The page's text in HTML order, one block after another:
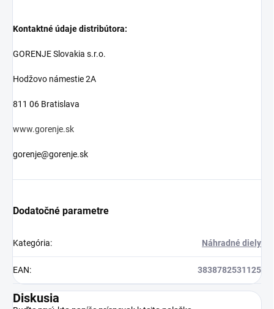
Kontaktné údaje distribútora:
GORENJE Slovakia s.r.o.
Hodžovo námestie 2A
811 06 Bratislava
www.gorenje.sk
gorenje@gorenje.sk
Dodatočné parametre
Kategória: Náhradné diely
EAN: 3838782531125
Diskusia